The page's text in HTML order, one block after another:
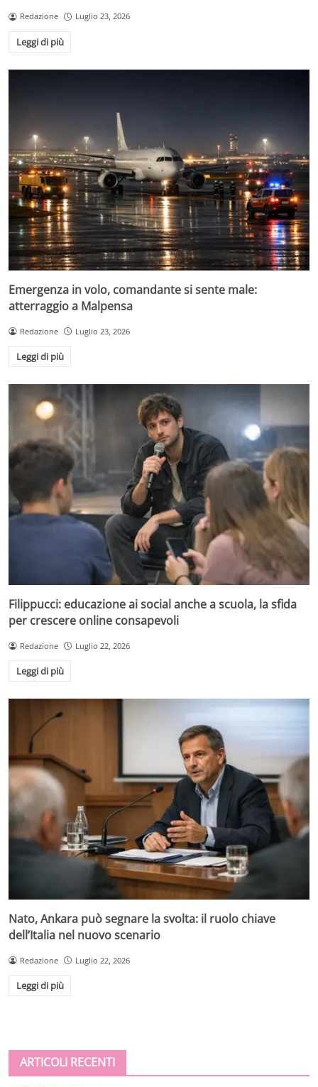
Redazione Luglio 23, 2026
Leggi di più
Emergenza in volo, comandante si sente male:
atterraggio a Malpensa
Redazione Luglio 23, 2026
Leggi di più
Filippucci: educazione ai social anche a scuola, la sfida
per crescere online consapevoli
Redazione Luglio 22, 2026
Leggi di più
Nato, Ankara può segnare la svolta: il ruolo chiave
dell’Italia nel nuovo scenario
Redazione Luglio 22, 2026
Leggi di più
ARTICOLI RECENTI